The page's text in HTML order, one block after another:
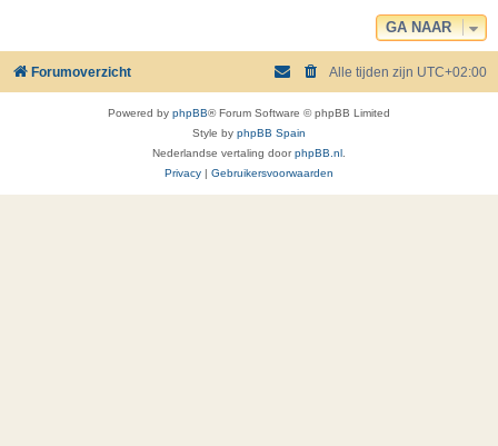
GA NAAR
Forumoverzicht Alle tijden zijn UTC+02:00
Powered by phpBB® Forum Software © phpBB Limited
Style by phpBB Spain
Nederlandse vertaling doorphpBB.nl .
Privacy
Gebruikersvoorwaarden